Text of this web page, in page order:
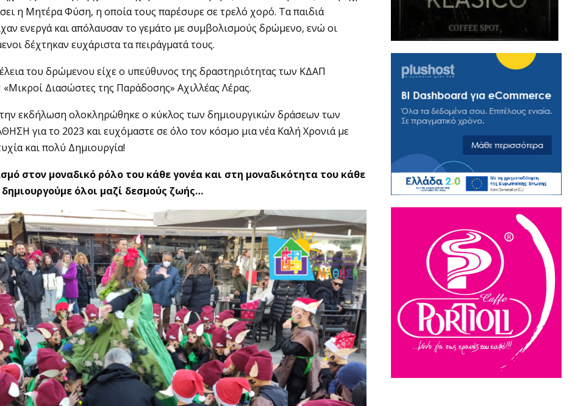
η Μητέρα Φύση, η οποία τους παρέσυρε σε τρελό χορό. Τα παιδιά
ενεργά και απόλαυσαν το γεμάτο με συμβολισμούς δρώμενο, ενώ οι
δέχτηκαν ευχάριστα τα πειράγματά τους.
του δρώμενου είχε ο υπεύθυνος της δραστηριότητας των ΚΔΑΠ
Διασώστες της Παράδοσης» Αχιλλέας Λέρας.
εκδήλωση ολοκληρώθηκε ο κύκλος των δημιουργικών δράσεων των
για το 2023 και ευχόμαστε σε όλο τον κόσμο μια νέα Καλή Χρονιά με
και πολύ Δημιουργία!
στον μοναδικό ρόλο του κάθε γονέα και στη μοναδικότητα του κάθε
όλοι μαζί δεσμούς ζωής…